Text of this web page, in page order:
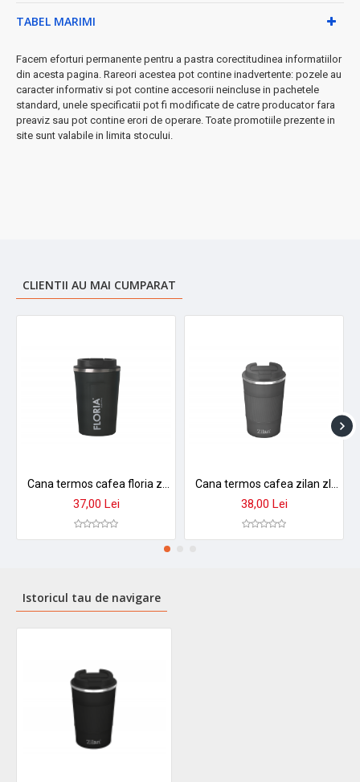
• Ușor de spălat și întreținut
Design ergonomic care se potrivește în majoritatea suporturilor
pentru căni din mașină.
➤ Investește în confortul tău zilnic și bucură-te de băuturi la
temperatura perfectă oricând!
TABEL MARIMI
Facem eforturi permanente pentru a pastra corectitudinea informatiilor
din acesta pagina. Rareori acestea pot contine inadvertente: pozele au
caracter informativ si pot contine accesorii neincluse in pachetele
standard, unele specificatii pot fi modificate de catre producator fara
preaviz sau pot contine erori de operare. Toate promotiile prezente in
site sunt valabile in limita stocului.
CLIENTII AU MAI CUMPARAT
37,00 Lei 38,00 Lei
Istoricul tau de navigare